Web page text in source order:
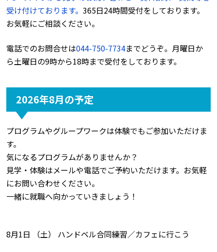
受け付けております。365日24時間受付をしております。
お気軽にご相談ください。
電話でのお問合せは044-750-7734までどうぞ。月曜日か
ら土曜日の9時から18時まで受付をしております。
2026年8月の予定
プログラムやグループワークは体験でもご参加いただけま
す。
気になるプログラムがありませんか？
見学・体験はメールや電話でご予約いただけます。お気軽
にお問い合わせください。
一緒に就職へ向かっていきましょう！
8月1日 （土） ハンドベル合同練習／カフェに行こう